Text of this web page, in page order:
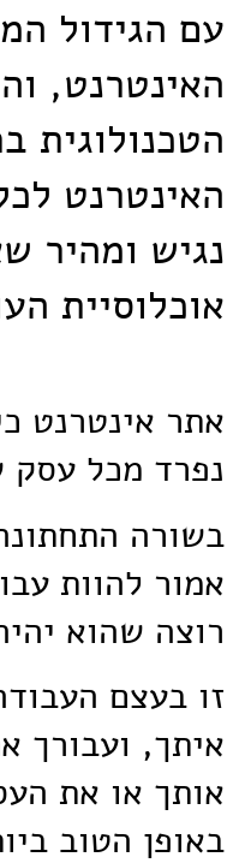
עם הגידול
האינטרנט,
הטכנולוגית
האינטרנט
נגיש ומהיר
אוכלוסיית
אתר אינטרנט
נפרד מכל
בשורה
אמור להוות
רוצה שהוא
זו בעצם
איתך, ועבורך
אותך או את
באופן הטוב